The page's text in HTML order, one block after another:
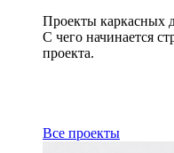
Проекты каркасных
С чего начинается
проекта.
Все проекты